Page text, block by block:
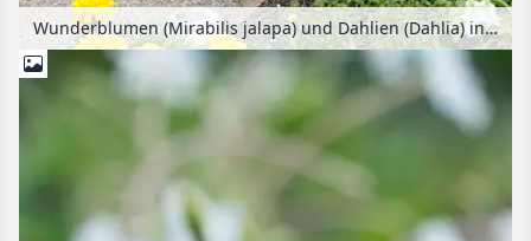
Wunderblumen (Mirabilis jalapa) und Dahlien (Dahlia) in einem Kleingarten